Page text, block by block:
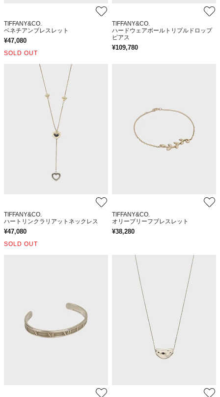
TIFFANY&CO.
ベネチアンブレスレット
¥47,080
SOLD OUT
TIFFANY&CO.
ハードウェアボールトリプルドロップ
ピアス
¥109,780
TIFFANY&CO.
ハートリンクラリアットネックレス
¥47,080
SOLD OUT
TIFFANY&CO.
オリーブリーフブレスレット
¥38,280